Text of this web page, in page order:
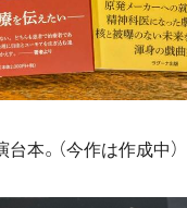
本。（今作は作成中）